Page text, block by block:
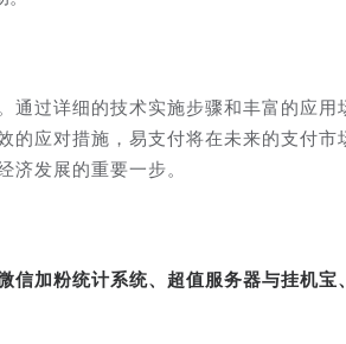
过详细的技术实施步骤和丰富的应用
的应对措施，易支付将在未来的支付市
济发展的重要一步。
信加粉统计系统、超值服务器与挂机宝